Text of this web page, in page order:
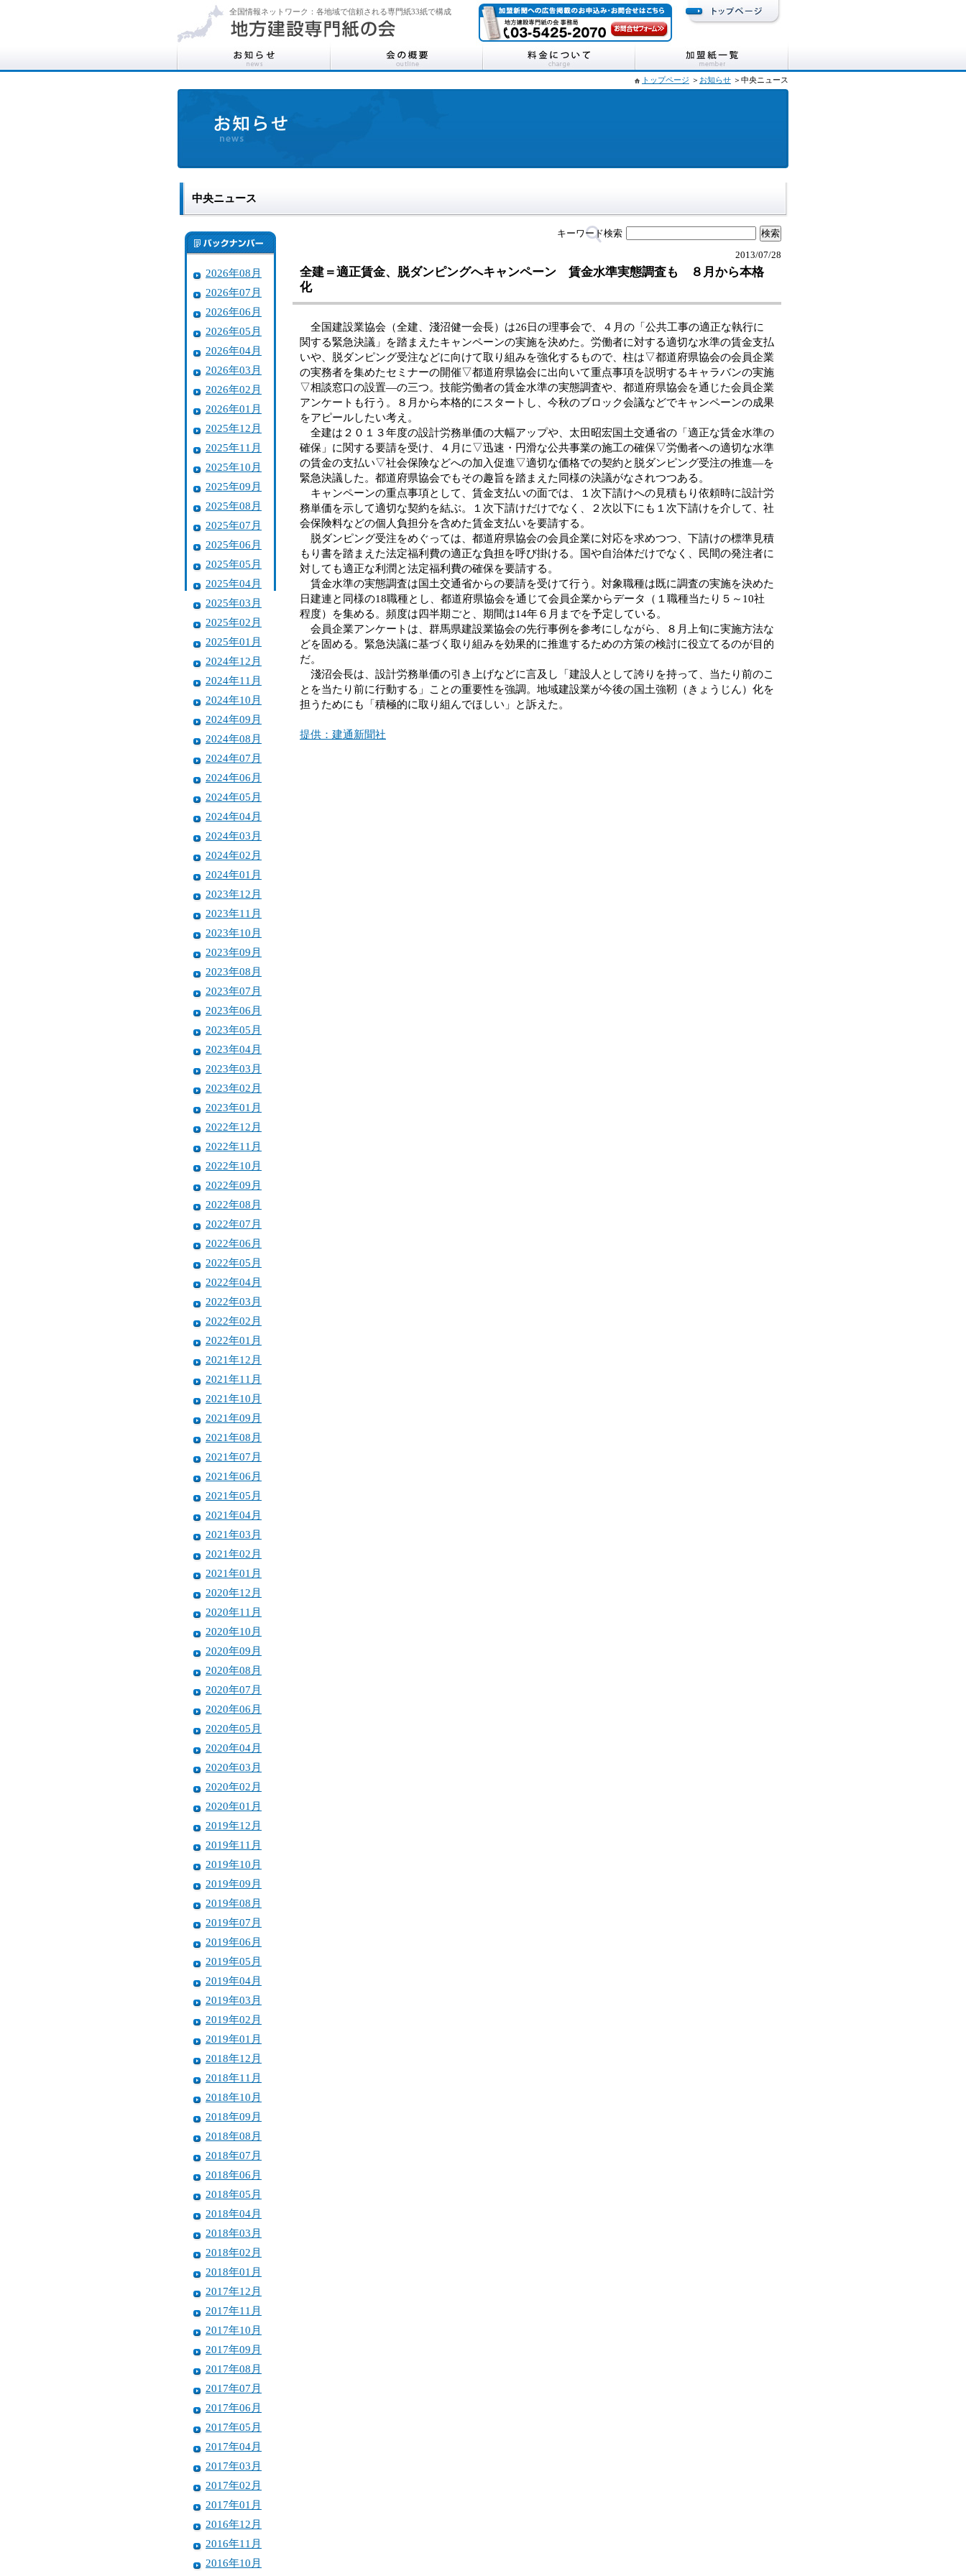
全国情報ネットワーク：各地域で信頼される専門紙33紙で構成
トップページ ＞ お知らせ ＞中央ニュース
中央ニュース
2026年08月
2026年07月
2026年06月
2026年05月
2026年04月
2026年03月
2026年02月
2026年01月
2025年12月
2025年11月
2025年10月
2025年09月
2025年08月
2025年07月
2025年06月
2025年05月
2025年04月
2025年03月
2025年02月
2025年01月
2024年12月
2024年11月
2024年10月
2024年09月
2024年08月
2024年07月
2024年06月
2024年05月
2024年04月
2024年03月
2024年02月
2024年01月
2023年12月
2023年11月
2023年10月
2023年09月
2023年08月
2023年07月
2023年06月
2023年05月
2023年04月
2023年03月
2023年02月
2023年01月
2022年12月
2022年11月
2022年10月
2022年09月
2022年08月
2022年07月
2022年06月
2022年05月
2022年04月
2022年03月
2022年02月
2022年01月
2021年12月
2021年11月
2021年10月
2021年09月
2021年08月
2021年07月
2021年06月
2021年05月
2021年04月
2021年03月
2021年02月
2021年01月
2020年12月
2020年11月
2020年10月
2020年09月
2020年08月
2020年07月
2020年06月
2020年05月
2020年04月
2020年03月
2020年02月
2020年01月
2019年12月
2019年11月
2019年10月
2019年09月
2019年08月
2019年07月
2019年06月
2019年05月
2019年04月
2019年03月
2019年02月
2019年01月
2018年12月
2018年11月
2018年10月
2018年09月
2018年08月
2018年07月
2018年06月
2018年05月
2018年04月
2018年03月
2018年02月
2018年01月
2017年12月
2017年11月
2017年10月
2017年09月
2017年08月
2017年07月
2017年06月
2017年05月
2017年04月
2017年03月
2017年02月
2017年01月
2016年12月
2016年11月
2016年10月
キーワード検索
2013/07/28
全建＝適正賃金、脱ダンピングへキャンペーン 賃金水準実態調査も ８月から本格
化
全国建設業協会（全建、淺沼健一会長）は26日の理事会で、４月の「公共工事の適正な執行に
関する緊急決議」を踏まえたキャンペーンの実施を決めた。労働者に対する適切な水準の賃金支払
いや、脱ダンピング受注などに向けて取り組みを強化するもので、柱は▽都道府県協会の会員企業
の実務者を集めたセミナーの開催▽都道府県協会に出向いて重点事項を説明するキャラバンの実施
▽相談窓口の設置―の三つ。技能労働者の賃金水準の実態調査や、都道府県協会を通じた会員企業
アンケートも行う。８月から本格的にスタートし、今秋のブロック会議などでキャンペーンの成果
をアピールしたい考え。
全建は２０１３年度の設計労務単価の大幅アップや、太田昭宏国土交通省の「適正な賃金水準の
確保」に関する要請を受け、４月に▽迅速・円滑な公共事業の施工の確保▽労働者への適切な水準
の賃金の支払い▽社会保険などへの加入促進▽適切な価格での契約と脱ダンピング受注の推進―を
緊急決議した。都道府県協会でもその趣旨を踏まえた同様の決議がなされつつある。
キャンペーンの重点事項として、賃金支払いの面では、１次下請けへの見積もり依頼時に設計労
務単価を示して適切な契約を結ぶ。１次下請けだけでなく、２次以下にも１次下請けを介して、社
会保険料などの個人負担分を含めた賃金支払いを要請する。
脱ダンピング受注をめぐっては、都道府県協会の会員企業に対応を求めつつ、下請けの標準見積
もり書を踏まえた法定福利費の適正な負担を呼び掛ける。国や自治体だけでなく、民間の発注者に
対しても適正な利潤と法定福利費の確保を要請する。
賃金水準の実態調査は国土交通省からの要請を受けて行う。対象職種は既に調査の実施を決めた
日建連と同様の18職種とし、都道府県協会を通じて会員企業からデータ（１職種当たり５～10社
程度）を集める。頻度は四半期ごと、期間は14年６月までを予定している。
会員企業アンケートは、群馬県建設業協会の先行事例を参考にしながら、８月上旬に実施方法な
どを固める。緊急決議に基づく取り組みを効果的に推進するための方策の検討に役立てるのが目的
だ。
淺沼会長は、設計労務単価の引き上げなどに言及し「建設人として誇りを持って、当たり前のこ
とを当たり前に行動する」ことの重要性を強調。地域建設業が今後の国土強靭（きょうじん）化を
担うためにも「積極的に取り組んでほしい」と訴えた。
提供：建通新聞社